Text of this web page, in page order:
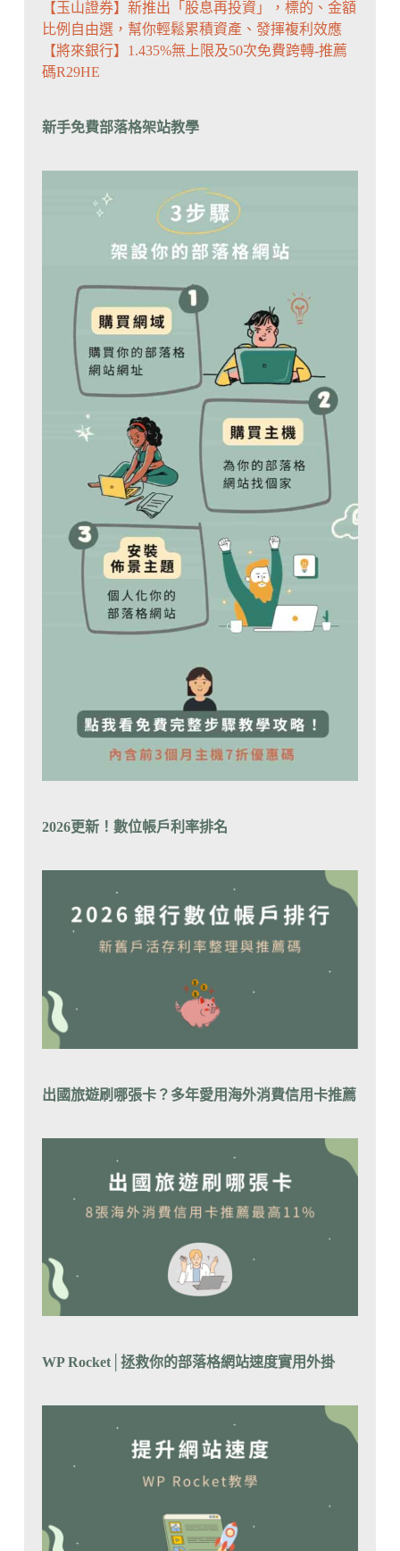
【玉山證券】新推出「股息再投資」，標的、金額
比例自由選，幫你輕鬆累積資產、發揮複利效應
【將來銀行】1.435%無上限及50次免費跨轉-推薦
碼R29HE
新手免費部落格架站教學
2026更新！數位帳戶利率排名
出國旅遊刷哪張卡？ 多年愛用海外消費信用卡推薦
WP Rocket│拯救你的部落格網站速度實用外掛